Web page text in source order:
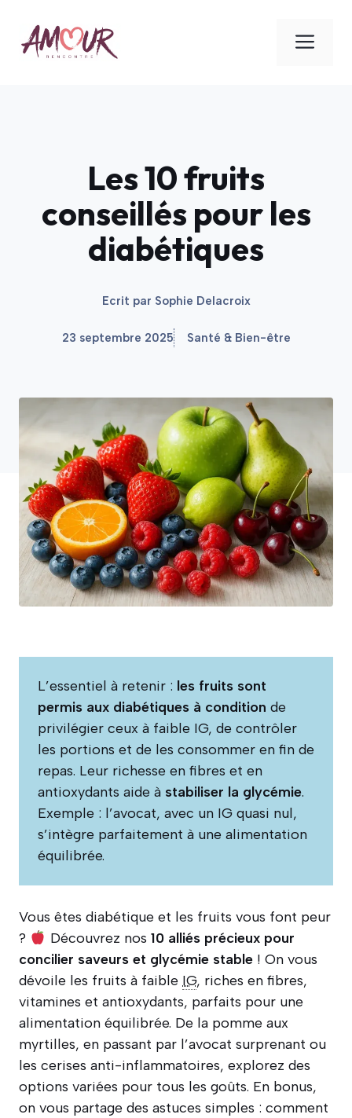
contenu
Les 10 fruits
conseillés pour les
diabétiques
Ecrit par Sophie Delacroix
23 septembre 2025 Santé & Bien-être
L’essentiel à retenir : les fruits sont
permis aux diabétiques à condition de
privilégier ceux à faible IG, de contrôler
les portions et de les consommer en fin de
repas. Leur richesse en fibres et en
antioxydants aide à stabiliser la glycémie.
Exemple : l’avocat, avec un IG quasi nul,
s’intègre parfaitement à une alimentation
équilibrée.
Vous êtes diabétique et les fruits vous font peur
?
Découvrez nos 10 alliés précieux pour
concilier saveurs et glycémie stable ! On vous
dévoile les fruits à faible IG, riches en fibres,
vitamines et antioxydants, parfaits pour une
alimentation équilibrée. De la pomme aux
myrtilles, en passant par l’avocat surprenant ou
les cerises anti-inflammatoires, explorez des
options variées pour tous les goûts. En bonus,
on vous partage des astuces simples : comment